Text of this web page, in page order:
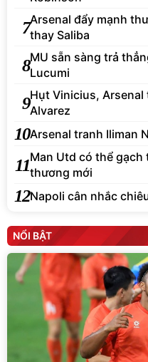
7Arsenal đẩy mạnh
thay Saliba
8MU sẵn sàng trả
Lucumi
9Hụt Vinicius,
Alvarez
10Arsenal tranh Iliman
11Man Utd có thể gạch
thương mới
12Napoli cân nhắc
NỔI BẬT